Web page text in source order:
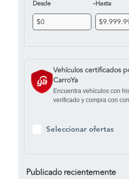
Desde -Hasta
Vehículos certificados
CarroYa
Encuentra vehículos con
verificado y compra con
Seleccionar ofertas
Publicado recientemente